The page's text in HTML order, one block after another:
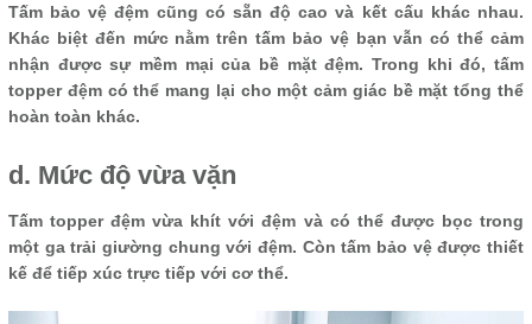
Tấm bảo vệ đệm cũng có sẵn độ cao và kết cấu khác nhau.
Khác biệt đến mức nằm trên tấm bảo vệ bạn vẫn có thể cảm
nhận được sự mềm mại của bề mặt đệm. Trong khi đó, tấm
topper đệm có thể mang lại cho một cảm giác bề mặt tổng thể
hoàn toàn khác.
d. Mức độ vừa vặn
Tấm topper đệm vừa khít với đệm và có thể được bọc trong
một ga trải giường chung với đệm. Còn tấm bảo vệ được thiết
kế để tiếp xúc trực tiếp với cơ thể.